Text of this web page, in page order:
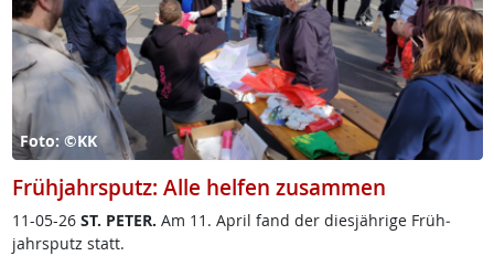
Foto: ©KK
Frühjahrsputz: Alle helfen zusammen
11-05-26 ST. PE­TER. Am 11. April fand der dies­jäh­ri­ge Früh­
jahrs­putz statt.